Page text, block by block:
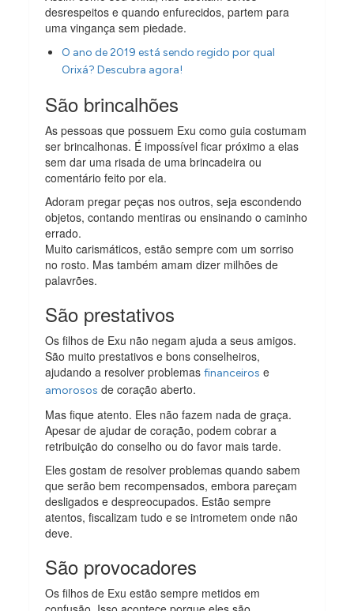
desrespeitos e quando enfurecidos, partem para
uma vingança sem piedade.
O ano de 2019 está sendo regido por qual
Orixá? Descubra agora!
São brincalhões
As pessoas que possuem Exu como guia costumam
ser brincalhonas. É impossível ficar próximo a elas
sem dar uma risada de uma brincadeira ou
comentário feito por ela.
Adoram pregar peças nos outros, seja escondendo
objetos, contando mentiras ou ensinando o caminho
errado.
Muito carismáticos, estão sempre com um sorriso
no rosto. Mas também amam dizer milhões de
palavrões.
São prestativos
Os filhos de Exu não negam ajuda a seus amigos.
São muito prestativos e bons conselheiros,
ajudando a resolver problemasfinanceiros e
amorosos de coração aberto.
Mas fique atento. Eles não fazem nada de graça.
Apesar de ajudar de coração, podem cobrar a
retribuição do conselho ou do favor mais tarde.
Eles gostam de resolver problemas quando sabem
que serão bem recompensados, embora pareçam
desligados e despreocupados. Estão sempre
atentos, fiscalizam tudo e se intrometem onde não
deve.
São provocadores
Os filhos de Exu estão sempre metidos em